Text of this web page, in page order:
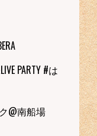
PARTY #は
@南船場